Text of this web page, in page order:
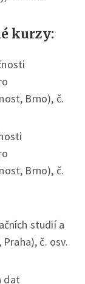
kurzy:
Brno), č.
Brno), č.
studií a
č. osv.
dat